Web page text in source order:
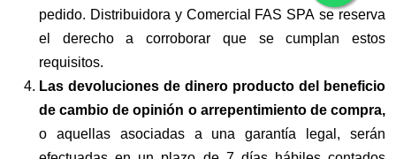
pedido. Distribuidora y Comercial FAS SPA se reserva
el derecho a corroborar que se cumplan estos
requisitos.
Las devoluciones de dinero producto del beneficio
de cambio de opinión o arrepentimiento de compra,
o aquellas asociadas a una garantía legal, serán